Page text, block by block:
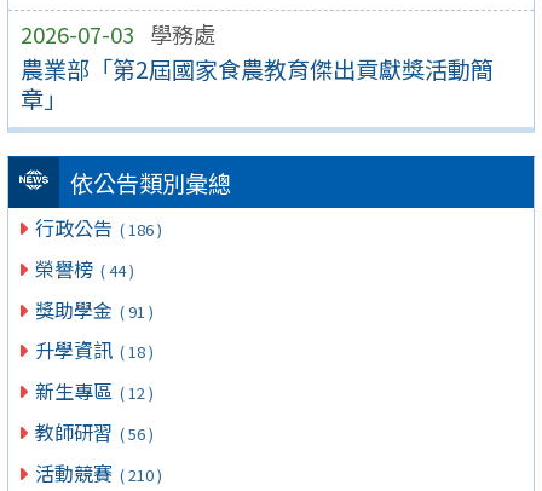
2026-07-03 學務處
農業部「第2屆國家食農教育傑出貢獻獎活動簡
章」
依公告類別彙總
行政公告 ( 186 )
榮譽榜 ( 44 )
獎助學金 ( 91 )
升學資訊 ( 18 )
新生專區 ( 12 )
教師研習 ( 56 )
活動競賽 ( 210 )